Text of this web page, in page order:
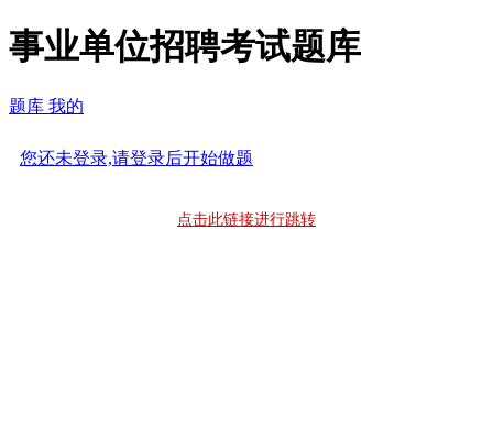
事业单位招聘考试题库
题库 我的
您还未登录,请登录后开始做题
点击此链接进行跳转